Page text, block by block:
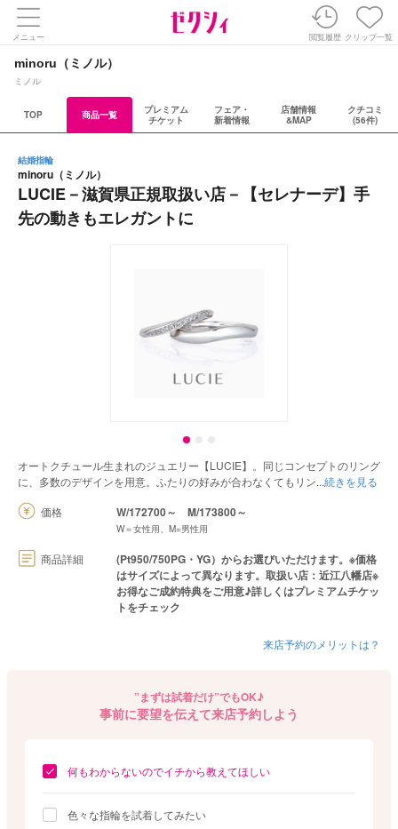
メニュー 閲覧履歴 クリップ一覧
minoru（ミノル）
ミノル
TOP 商品一覧
プレミアム
チケット
フェア・
新着情報
店舗情報
&MAP
クチコミ
(56件)
結婚指輪
minoru（ミノル）
LUCIE－滋賀県正規取扱い店－【セレナーデ】手
先の動きもエレガントに
オートクチュール生まれのジュエリー【LUCIE】。同じコンセプトのリング
に、多数のデザインを用意。ふたりの好みが合わなくてもリン 続きを見る
価格
W/172700～ M/173800～
W＝女性用、M=男性用
商品詳細
(Pt950/750PG・YG）からお選びいただけます。※価格
はサイズによって異なります。取扱い店：近江八幡店※
お得なご成約特典をご用意♪詳しくはプレミアムチケッ
トをチェック
来店予約のメリットは？
”まずは試着だけ”でもOK♪
事前に要望を伝えて来店予約しよう
何もわからないのでイチから教えてほしい
色々な指輪を試着してみたい